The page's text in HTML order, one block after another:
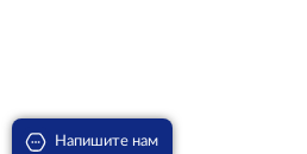
Напишите нам